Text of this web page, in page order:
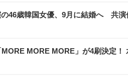
の46歳韓国女優、9月に結婚へ 共
MORE MORE」が4刷決定